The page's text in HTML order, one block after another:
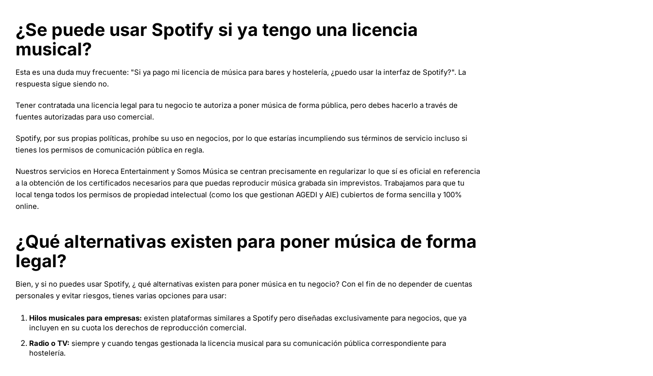
¿Se puede usar Spotify si ya tengo una licencia
musical?
Esta es una duda muy frecuente: "Si ya pago mi licencia de música para bares y hostelería, ¿puedo usar la interfaz de Spotify?". La
respuesta sigue siendo no.
Tener contratada una licencia legal para tu negocio te autoriza a poner música de forma pública, pero debes hacerlo a través de
fuentes autorizadas para uso comercial.
Spotify, por sus propias políticas, prohíbe su uso en negocios, por lo que estarías incumpliendo sus términos de servicio incluso si
tienes los permisos de comunicación pública en regla.
Nuestros servicios en Horeca Entertainment y Somos Música se centran precisamente en regularizar lo que sí es oficial en referencia
a la obtención de los certificados necesarios para que puedas reproducir música grabada sin imprevistos. Trabajamos para que tu
local tenga todos los permisos de propiedad intelectual (como los que gestionan AGEDI y AIE) cubiertos de forma sencilla y 100%
online.
¿Qué alternativas existen para poner música de forma
legal?
Bien, y si no puedes usar Spotify, ¿ qué alternativas existen para poner música en tu negocio? Con el fin de no depender de cuentas
personales y evitar riesgos, tienes varias opciones para usar:
Hilos musicales para empresas: existen plataformas similares a Spotify pero diseñadas exclusivamente para negocios, que ya
incluyen en su cuota los derechos de reproducción comercial.
Radio o TV: siempre y cuando tengas gestionada la licencia musical para su comunicación pública correspondiente para
hostelería.